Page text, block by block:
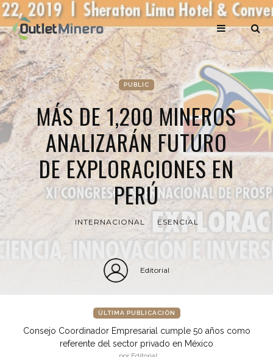
PUBLIC
MÁS DE 1,200 MINEROS
ANALIZARÁN FUTURO
DE EXPLORACIONES EN
PERÚ
INTERNACIONAL ESENCIAL
Editorial
ÚLTIMA PUBLICACIÓN
Consejo Coordinador Empresarial cumple 50 años como
referente del sector privado en México